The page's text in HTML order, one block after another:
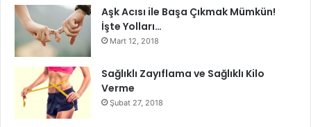
Aşk Acısı ile Başa Çıkmak Mümkün!
İşte Yolları…
Mart 12, 2018
Sağlıklı Zayıflama ve Sağlıklı Kilo
Verme
Şubat 27, 2018